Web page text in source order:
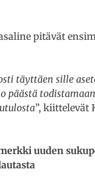
pitävät
täyttäen sille
päästä
”, kiittelevät
uuden